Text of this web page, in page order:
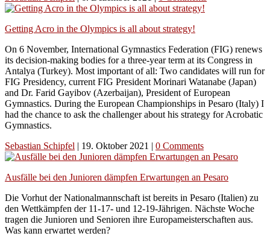
Getting Acro in the Olympics is all about strategy!
On 6 November, International Gymnastics Federation (FIG) renews
its decision-making bodies for a three-year term at its Congress in
Antalya (Turkey). Most important of all: Two candidates will run for
FIG Presidency, current FIG President Morinari Watanabe (Japan)
and Dr. Farid Gayibov (Azerbaijan), President of European
Gymnastics. During the European Championships in Pesaro (Italy) I
had the chance to ask the challenger about his strategy for Acrobatic
Gymnastics.
Sebastian Schipfel | 19. Oktober 2021 | 0 Comments
Ausfälle bei den Junioren dämpfen Erwartungen an Pesaro
Die Vorhut der Nationalmannschaft ist bereits in Pesaro (Italien) zu
den Wettkämpfen der 11-17- und 12-19-Jährigen. Nächste Woche
tragen die Junioren und Senioren ihre Europameisterschaften aus.
Was kann erwartet werden?